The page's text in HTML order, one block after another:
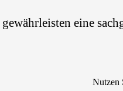
eine
Nutzen